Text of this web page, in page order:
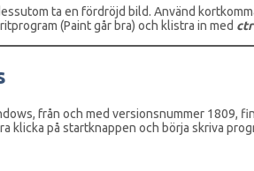
ta en fördröjd bild. Använd
(Paint går bra) och klistra in med
från och med versionsnummer
på startknappen och börja skriva